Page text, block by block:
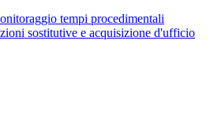
tempi procedimentali
sostitutive e acquisizione d'ufficio